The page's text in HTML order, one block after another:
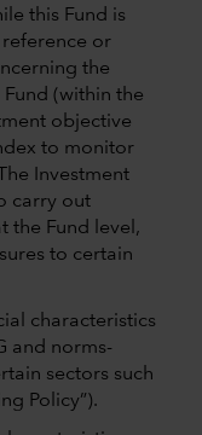
this Fund is
or
the
(within the
objective
to monitor
Investment
carry out
the Fund level,
to certain
characteristics
and norms-
sectors such
Policy”).